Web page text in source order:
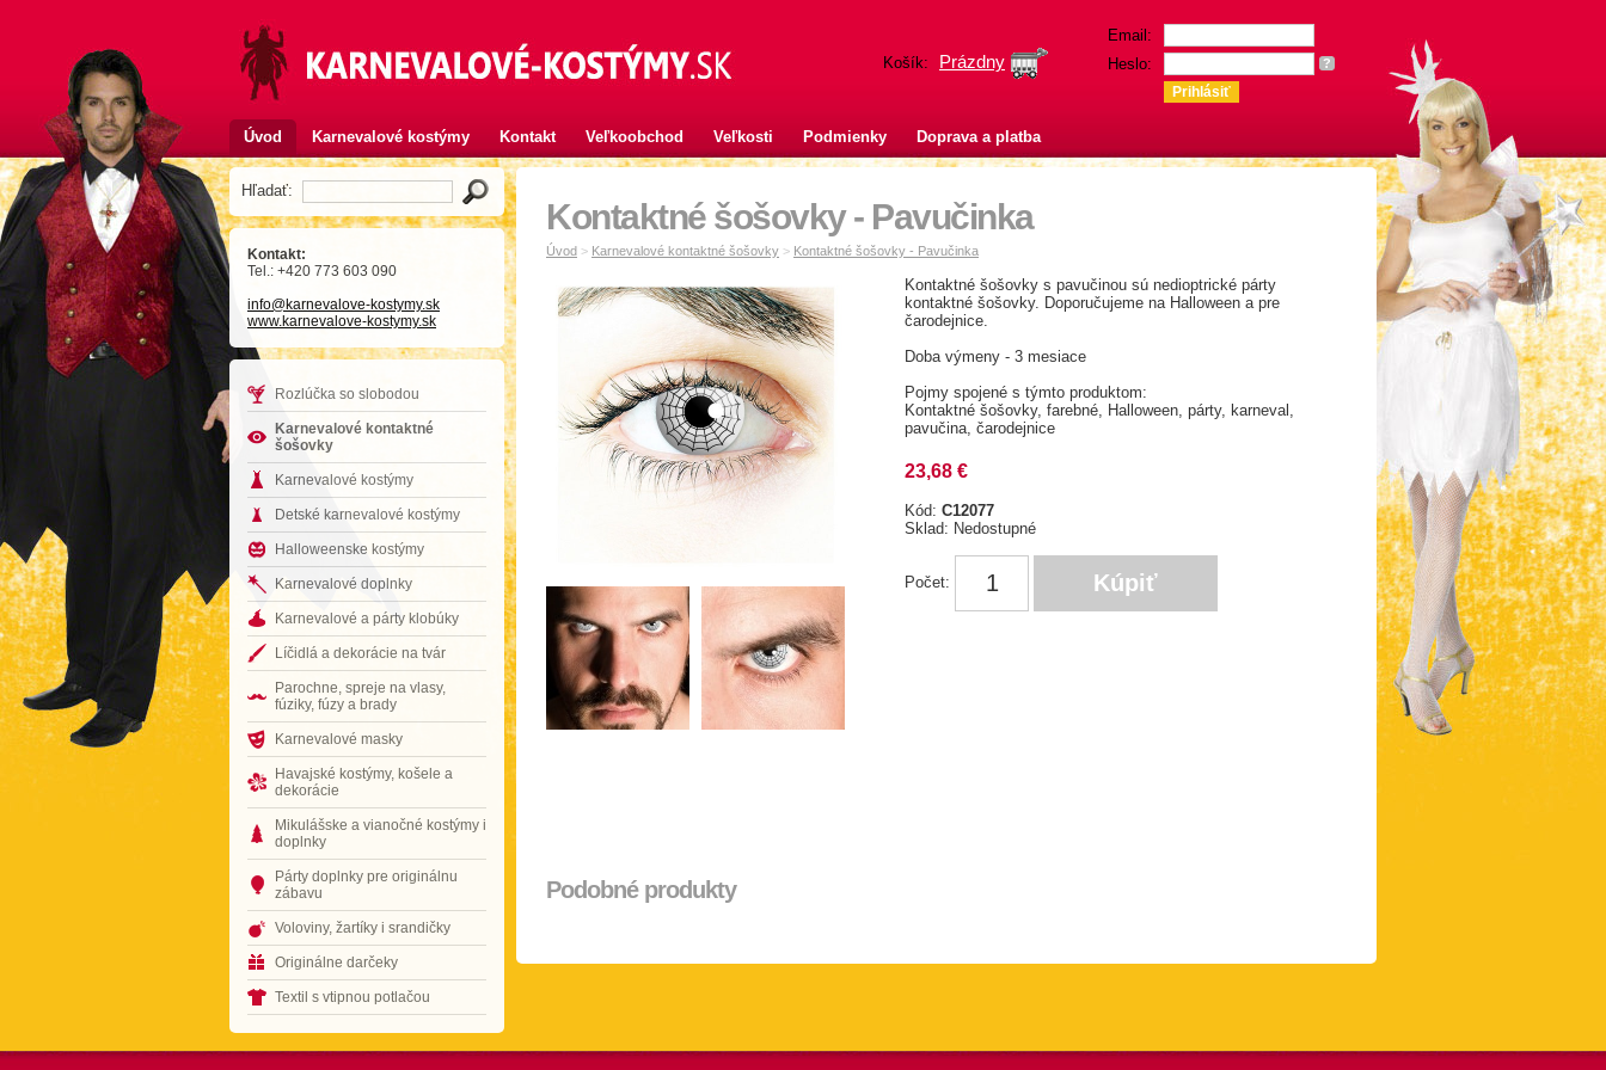
Email:
Heslo:
?
Košík: Prázdny
Úvod Karnevalové kostýmy Kontakt Veľkoobchod Veľkosti Podmienky Doprava a platba
Hľadať:
Kontakt:
Tel.: +420 773 603 090
info@karnevalove-kostymy.sk
www.karnevalove-kostymy.sk
Rozlúčka so slobodou
Karnevalové kontaktné
šošovky
Karnevalové kostýmy
Detské karnevalové kostýmy
Halloweenske kostýmy
Karnevalové doplnky
Karnevalové a párty klobúky
Líčidlá a dekorácie na tvár
Parochne, spreje na vlasy,
fúziky, fúzy a brady
Karnevalové masky
Havajské kostýmy, košele a
dekorácie
Mikulášske a vianočné kostýmy i
doplnky
Párty doplnky pre originálnu
zábavu
Voloviny, žartíky i srandičky
Originálne darčeky
Textil s vtipnou potlačou
Kontaktné šošovky - Pavučinka
Úvod > Karnevalové kontaktné šošovky > Kontaktné šošovky - Pavučinka
Kontaktné šošovky s pavučinou sú nedioptrické párty
kontaktné šošovky. Doporučujeme na Halloween a pre
čarodejnice.
Doba výmeny - 3 mesiace
Pojmy spojené s týmto produktom:
Kontaktné šošovky, farebné, Halloween, párty, karneval,
pavučina, čarodejnice
23,68 €
Kód: C12077
Sklad: Nedostupné
Počet:
Podobné produkty